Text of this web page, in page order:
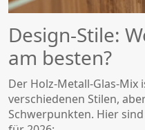
Design-Stile:
am besten?
Der Holz-Metall-Glas-
verschiedenen Stilen,
Schwerpunkten. Hier